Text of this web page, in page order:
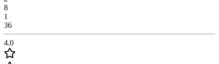
8
1
36
4.0